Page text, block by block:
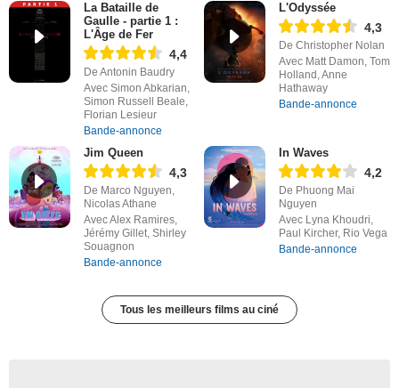
La Bataille de
Gaulle - partie 1 :
L'Âge de Fer
4,4
De Antonin Baudry
Avec Simon Abkarian,
Simon Russell Beale,
Florian Lesieur
Bande-annonce
L'Odyssée
4,3
De Christopher Nolan
Avec Matt Damon, Tom
Holland, Anne
Hathaway
Bande-annonce
Jim Queen
4,3
De Marco Nguyen,
Nicolas Athane
Avec Alex Ramires,
Jérémy Gillet, Shirley
Souagnon
Bande-annonce
In Waves
4,2
De Phuong Mai
Nguyen
Avec Lyna Khoudri,
Paul Kircher, Rio Vega
Bande-annonce
Tous les meilleurs films au ciné